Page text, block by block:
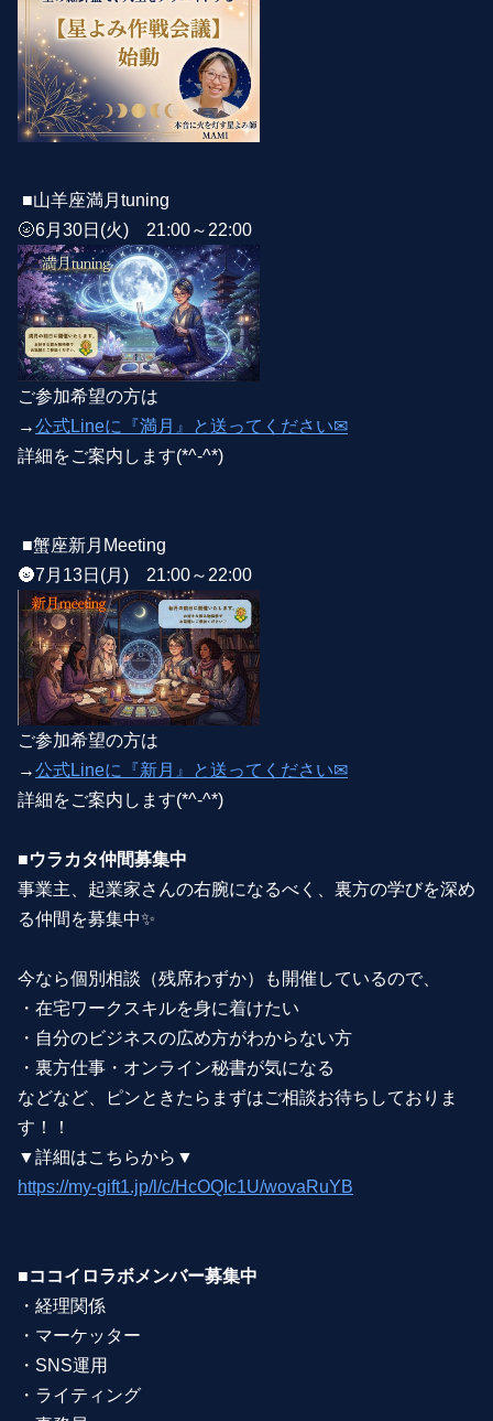
■山羊座満月tuning
🌝6月30日(火) 21:00～22:00
ご参加希望の方は
→公式Lineに『満月』と送ってください✉
詳細をご案内します(*^-^*)
■蟹座新月Meeting
🌚7月13日(月) 21:00～22:00
ご参加希望の方は
→公式Lineに『新月』と送ってください✉
詳細をご案内します(*^-^*)
■ウラカタ仲間募集中
事業主、起業家さんの右腕になるべく、裏方の学びを深め
る仲間を募集中✨
今なら個別相談（残席わずか）も開催しているので、
・在宅ワークスキルを身に着けたい
・自分のビジネスの広め方がわからない方
・裏方仕事・オンライン秘書が気になる
などなど、ピンときたらまずはご相談お待ちしておりま
す！！
▼詳細はこちらから▼
https://my-gift1.jp/l/c/HcOQIc1U/wovaRuYB
■ココイロラボメンバー募集中
・経理関係
・マーケッター
・SNS運用
・ライティング